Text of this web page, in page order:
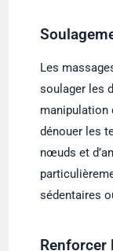
Les
soulager les
manipulation
dénouer les
nœuds et
sédentaires
Renforcer